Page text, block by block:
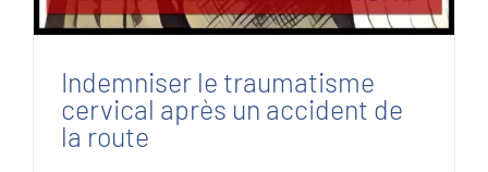
Indemniser le traumatisme
cervical après un accident de
la route